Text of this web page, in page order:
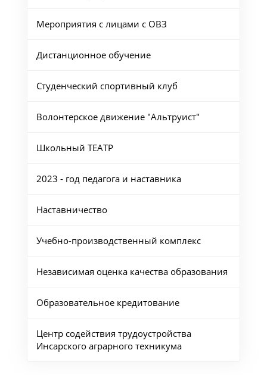
Мероприятия с лицами с ОВЗ
Дистанционное обучение
Студенческий спортивный клуб
Волонтерское движение "Альтруист"
Школьный ТЕАТР
2023 - год педагога и наставника
Наставничество
Учебно-производственный комплекс
Независимая оценка качества образования
Образовательное кредитование
Центр содействия трудоустройства
Инсарского аграрного техникума